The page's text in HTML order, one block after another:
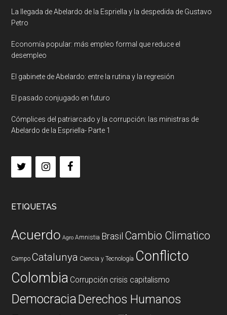
La llegada de Abelardo de la Espriella y la despedida de Gustavo
Petro
Economía popular: más empleo formal que reduce el
desempleo
El gabinete de Abelardo: entre la rutina y la regresión
El pasado conjugado en futuro
Cómplices del patriarcado y la corrupción: las ministras de
Abelardo de la Espriella- Parte 1
ETIQUETAS
Acuerdo Agro Amnistia Brasil Cambio Climatico
Campo Catalunya Ciencia y Tecnología Conflicto
Colombia Corrupción crisis capitalismo
DemocraciaDerechos Humanos